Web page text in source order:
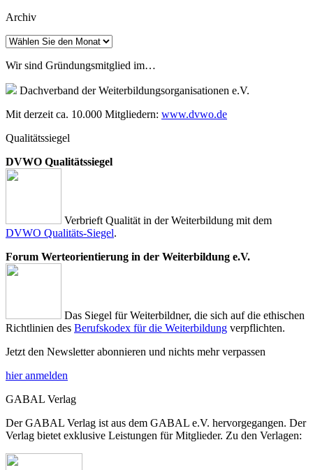
Archiv
Archiv
Wir sind Gründungsmitglied im…
Dachverband der Weiterbildungsorganisationen e.V.
Mit derzeit ca. 10.000 Mitgliedern: www.dvwo.de
Qualitätssiegel
DVWO Qualitätssiegel
Verbrieft Qualität in der Weiterbildung mit dem
DVWO Qualitäts-Siegel.
Forum Werteorientierung in der Weiterbildung e.V.
Das Siegel für Weiterbildner, die sich auf die ethischen
Richtlinien des Berufskodex für die Weiterbildung verpflichten.
Jetzt den Newsletter abonnieren und nichts mehr verpassen
hier anmelden
GABAL Verlag
Der GABAL Verlag ist aus dem GABAL e.V. hervorgegangen. Der
Verlag bietet exklusive Leistungen für Mitglieder. Zu den Verlagen: